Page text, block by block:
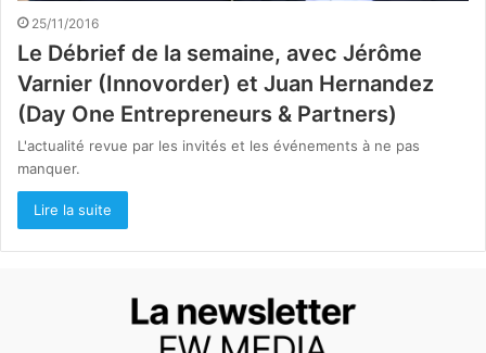
25/11/2016
Le Débrief de la semaine, avec Jérôme
Varnier (Innovorder) et Juan Hernandez
(Day One Entrepreneurs & Partners)
L'actualité revue par les invités et les événements à ne pas
manquer.
Lire la suite